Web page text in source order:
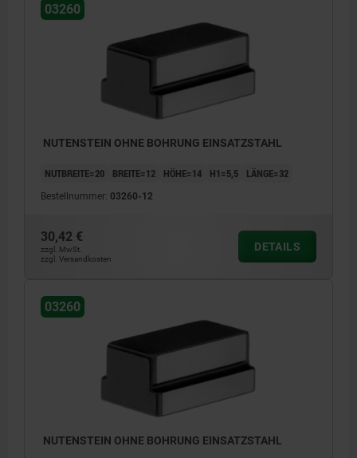
03260
NUTENSTEIN OHNE BOHRUNG EINSATZSTAHL
NUTBREITE=20 BREITE=12 HÖHE=14 H1=5,5 LÄNGE=32
Bestellnummer: 03260-12
30,42 €
zzgl. MwSt.
zzgl. Versandkosten
DETAILS
03260
NUTENSTEIN OHNE BOHRUNG EINSATZSTAHL